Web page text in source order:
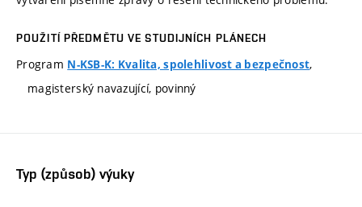
POUŽITÍ PŘEDMĚTU VE STUDIJNÍCH PLÁNECH
Program N-KSB-K: Kvalita, spolehlivost a bezpečnost,
magisterský navazující, povinný
Typ (způsob) výuky